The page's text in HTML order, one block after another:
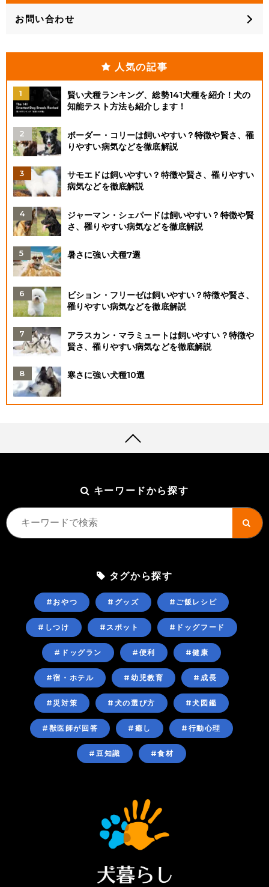
お問い合わせ
人気の記事
賢い犬種ランキング、総勢141犬種を紹介！犬の
知能テスト方法も紹介します！
ボーダー・コリーは飼いやすい？特徴や賢さ、罹
りやすい病気などを徹底解説
サモエドは飼いやすい？特徴や賢さ、罹りやすい
病気などを徹底解説
ジャーマン・シェパードは飼いやすい？特徴や賢
さ、罹りやすい病気などを徹底解説
暑さに強い犬種7選
ビション・フリーゼは飼いやすい？特徴や賢さ、
罹りやすい病気などを徹底解説
アラスカン・マラミュートは飼いやすい？特徴や
賢さ、罹りやすい病気などを徹底解説
寒さに強い犬種10選
キーワードから探す
タグから探す
#おやつ #グッズ #ご飯レシピ
#しつけ #スポット #ドッグフード
#ドッグラン #便利 #健康
#宿・ホテル #幼児教育 #成長
#災対策 #犬の選び方 #犬図鑑
#獣医師が回答 #癒し #行動心理
#豆知識 #食材